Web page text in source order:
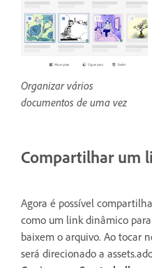
Organizar vários
documentos de uma vez
Compartilhar um
Agora é possível
como um link dinâmico
baixem o arquivo. Ao tocar
será direcionado a